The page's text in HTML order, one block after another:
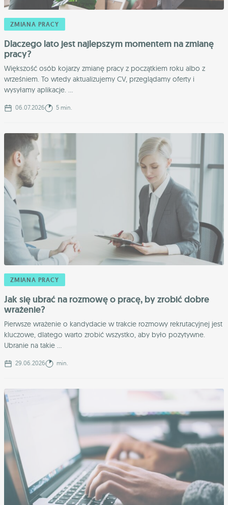
ZMIANA PRACY
Dlaczego lato jest najlepszym momentem na zmianę
pracy?
Większość osób kojarzy zmianę pracy z początkiem roku albo z
wrześniem. To wtedy aktualizujemy CV, przeglądamy oferty i
wysyłamy aplikacje. ...
06.07.2026 5 min.
ZMIANA PRACY
Jak się ubrać na rozmowę o pracę, by zrobić dobre
wrażenie?
Pierwsze wrażenie o kandydacie w trakcie rozmowy rekrutacyjnej jest
kluczowe, dlatego warto zrobić wszystko, aby było pozytywne.
Ubranie na takie ...
29.06.2026 min.